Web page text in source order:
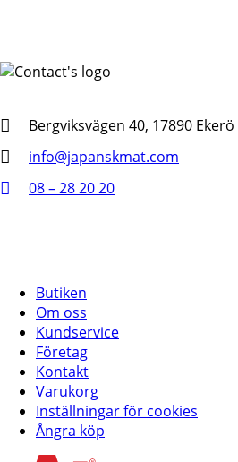
Bergviksvägen 40, 17890 Ekerö
info@japanskmat.com
08 – 28 20 20
Butiken
Om oss
Kundservice
Företag
Kontakt
Varukorg
Inställningar för cookies
Ångra köp